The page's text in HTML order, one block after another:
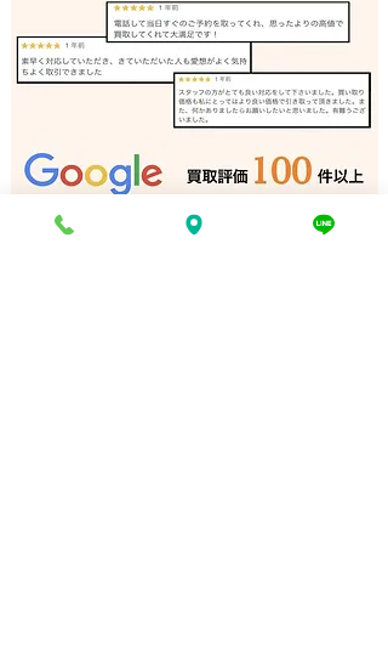
弓道 弓 買取 明石｜姫路
の買取専門店